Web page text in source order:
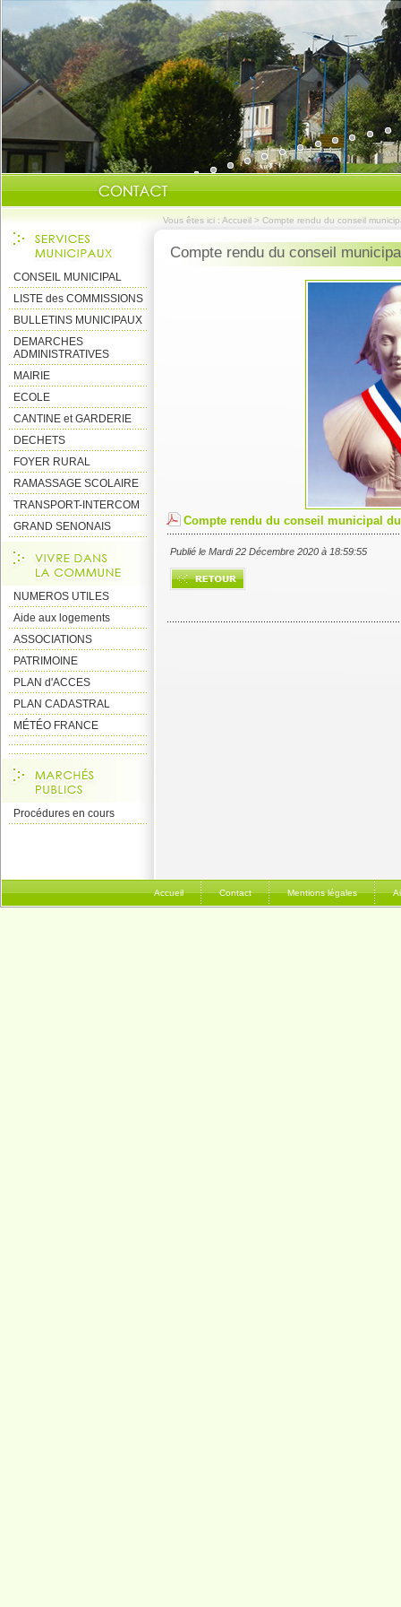
Vous êtes ici : Accueil > Compte rendu du conseil
CONSEIL MUNICIPAL
LISTE des COMMISSIONS
BULLETINS MUNICIPAUX
DEMARCHES
ADMINISTRATIVES
MAIRIE
ECOLE
CANTINE et GARDERIE
DECHETS
FOYER RURAL
RAMASSAGE SCOLAIRE
TRANSPORT-INTERCOM
GRAND SENONAIS
NUMEROS UTILES
Aide aux logements
ASSOCIATIONS
PATRIMOINE
PLAN d'ACCES
PLAN CADASTRAL
MÉTÉO FRANCE
Procédures en cours
Compte rendu du conseil
Compte rendu du conseil municipal du
Publié le Mardi 22 Décembre 2020 à 18:59:55
Accueil Contact Mentions légales